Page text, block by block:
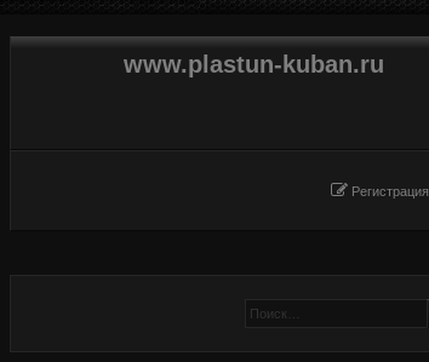
www.plastun-kuban.ru
Регистрация